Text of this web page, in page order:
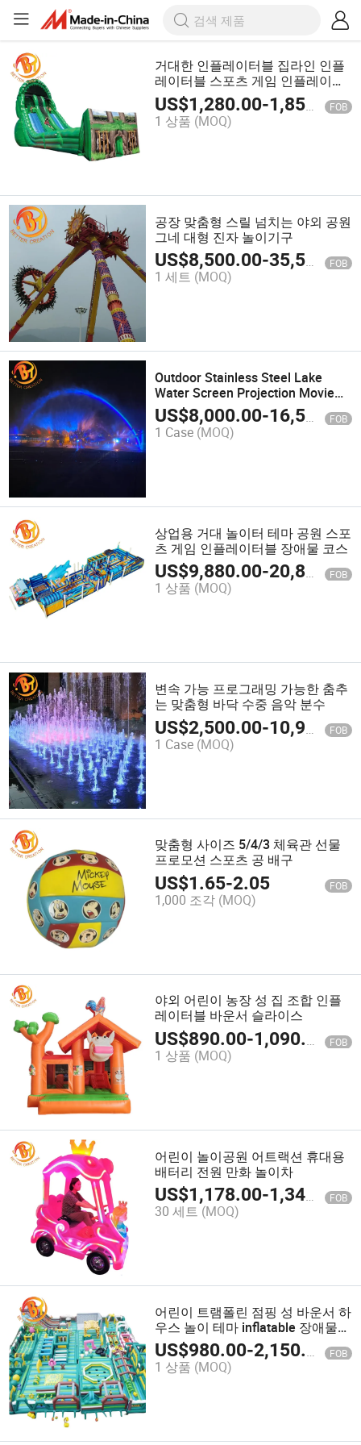
거대한 인플레이터블 집라인 인플
레이터블 스포츠 게임 인플레이터
블 슬라이드
US$1,280.00-1,850.00 FOB
1 상품 (MOQ)
공장 맞춤형 스릴 넘치는 야외 공원
그네 대형 진자 놀이기구
US$8,500.00-35,500.00 FOB
1 세트 (MOQ)
Outdoor Stainless Steel Lake
Water Screen Projection Movie
Music LED Light Fountain
US$8,000.00-16,500.00 FOB
1 Case (MOQ)
상업용 거대 놀이터 테마 공원 스포
츠 게임 인플레이터블 장애물 코스
US$9,880.00-20,899.00 FOB
1 상품 (MOQ)
변속 가능 프로그래밍 가능한 춤추
는 맞춤형 바닥 수중 음악 분수
US$2,500.00-10,900.00 FOB
1 Case (MOQ)
맞춤형 사이즈 5/4/3 체육관 선물
프로모션 스포츠 공 배구
US$1.65-2.05 FOB
1,000 조각 (MOQ)
야외 어린이 농장 성 집 조합 인플
레이터블 바운서 슬라이스
US$890.00-1,090.00 FOB
1 상품 (MOQ)
어린이 놀이공원 어트랙션 휴대용
배터리 전원 만화 놀이차
US$1,178.00-1,346.00 FOB
30 세트 (MOQ)
어린이 트램폴린 점핑 성 바운서 하
우스 놀이 테마 inflatable 장애물
코스
US$980.00-2,150.00 FOB
1 상품 (MOQ)